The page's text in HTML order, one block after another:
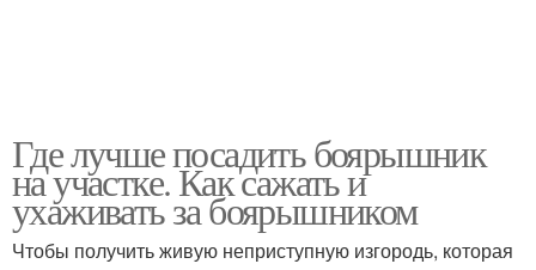
Где лучше посадить боярышник
на участке. Как сажать и
ухаживать за боярышником
Чтобы получить живую неприступную изгородь, которая